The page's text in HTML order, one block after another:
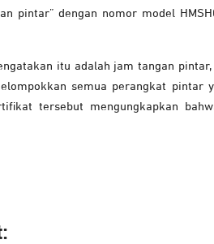
pintar” dengan nomor model
itu adalah jam tangan
semua perangkat pintar
tersebut mengungkapkan